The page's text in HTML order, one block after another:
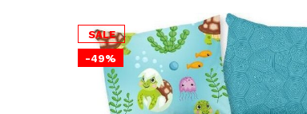
SALE
-49%